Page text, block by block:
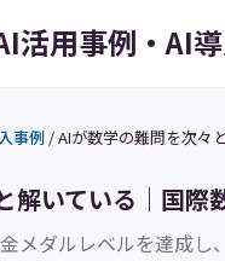
活用事例・AI
事例 /AIが数学の難問を次々
解いている｜国
メダルレベルを達成